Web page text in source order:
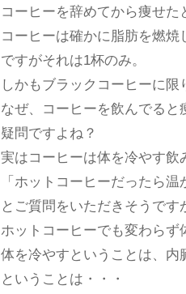
コーヒーを辞めてから痩せた
コーヒーは確かに脂肪を燃焼
ですがそれは1杯のみ。
しかもブラックコーヒーに限
なぜ、コーヒーを飲んでると
疑問ですよね？
実はコーヒーは体を冷やす飲
「ホットコーヒーだったら温
とご質問をいただきそうです
ホットコーヒーでも変わらず
体を冷やすということは、内
ということは・・・